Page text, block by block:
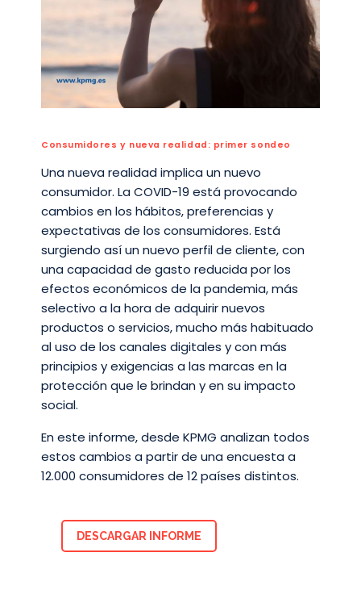
Consumidores y nueva realidad: primer sondeo
Una nueva realidad implica un nuevo
consumidor. La COVID-19 está provocando
cambios en los hábitos, preferencias y
expectativas de los consumidores. Está
surgiendo así un nuevo perfil de cliente, con
una capacidad de gasto reducida por los
efectos económicos de la pandemia, más
selectivo a la hora de adquirir nuevos
productos o servicios, mucho más habituado
al uso de los canales digitales y con más
principios y exigencias a las marcas en la
protección que le brindan y en su impacto
social.
En este informe, desde KPMG analizan todos
estos cambios a partir de una encuesta a
12.000 consumidores de 12 países distintos.
DESCARGAR INFORME